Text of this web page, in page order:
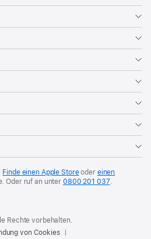
Finde einen Apple Storeoder einen
Oder ruf an unter0800 201 037.
Rechte vorbehalten.
von Cookies